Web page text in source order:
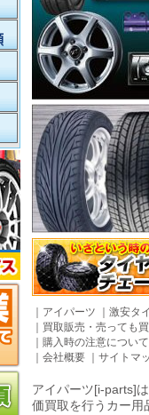
アイパーツ 激安タ
買取販売・売っても
購入時の注意について
会社概要 サイトマ
アイパーツ[i-parts]
価買取を行うカー用